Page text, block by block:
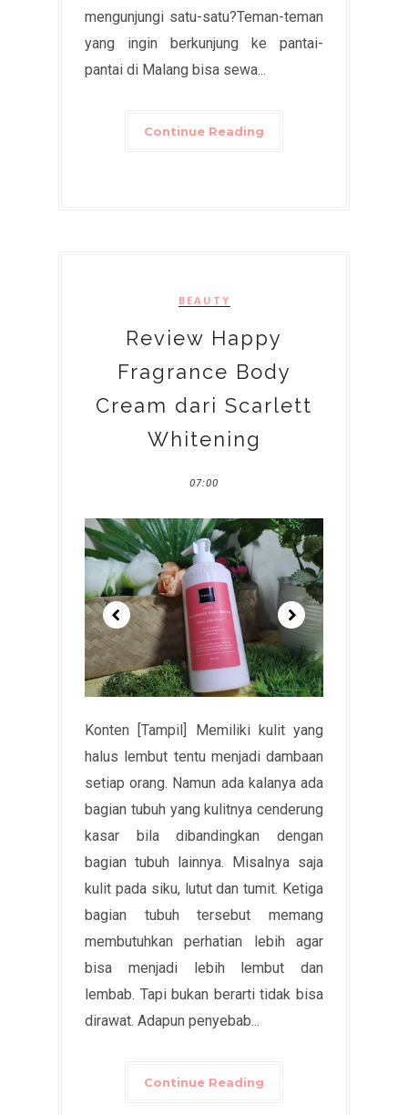
mengunjungi satu-satu?Teman-teman
yang ingin berkunjung ke pantai-
pantai di Malang bisa sewa...
Continue Reading
BEAUTY
Review Happy
Fragrance Body
Cream dari Scarlett
Whitening
07:00
Konten [Tampil] Memiliki kulit yang
halus lembut tentu menjadi dambaan
setiap orang. Namun ada kalanya ada
bagian tubuh yang kulitnya cenderung
kasar bila dibandingkan dengan
bagian tubuh lainnya. Misalnya saja
kulit pada siku, lutut dan tumit. Ketiga
bagian tubuh tersebut memang
membutuhkan perhatian lebih agar
bisa menjadi lebih lembut dan
lembab. Tapi bukan berarti tidak bisa
dirawat. Adapun penyebab...
Continue Reading